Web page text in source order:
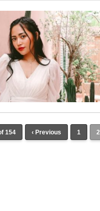
154 ‹ Previous 1 2